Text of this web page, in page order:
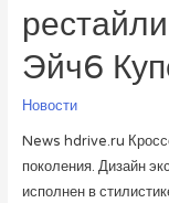
Эйч6
Новости
News hdrive.ru
поколения. Дизайн
исполнен в